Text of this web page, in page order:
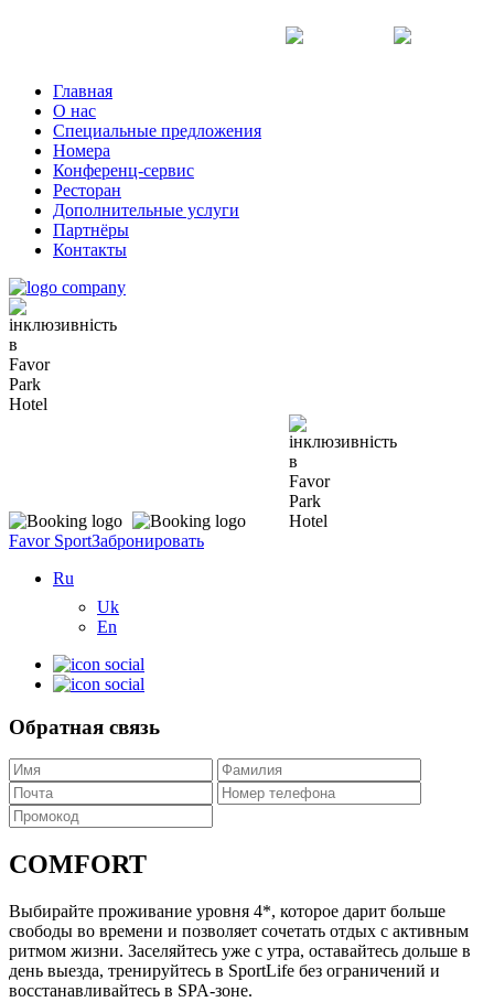
Главная
О нас
Специальные предложения
Номера
Конференц-сервис
Ресторан
Дополнительные услуги
Партнёры
Контакты
Favor SportЗабронировать
Ru
Uk
En
Обратная связь
СOMFORT
Выбирайте проживание уровня 4*, которое дарит больше
свободы во времени и позволяет сочетать отдых с активным
ритмом жизни. Заселяйтесь уже с утра, оставайтесь дольше в
день выезда, тренируйтесь в SportLife без ограничений и
восстанавливайтесь в SPA-зоне.